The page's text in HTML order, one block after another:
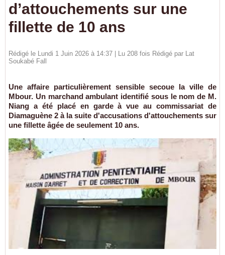
d’attouchements sur une
fillette de 10 ans
Rédigé le Lundi 1 Juin 2026 à 14:37 | Lu 208 fois Rédigé par Lat
Soukabé Fall
Une affaire particulièrement sensible secoue la ville de
Mbour. Un marchand ambulant identifié sous le nom de M.
Niang a été placé en garde à vue au commissariat de
Diamaguène 2 à la suite d'accusations d'attouchements sur
une fillette âgée de seulement 10 ans.